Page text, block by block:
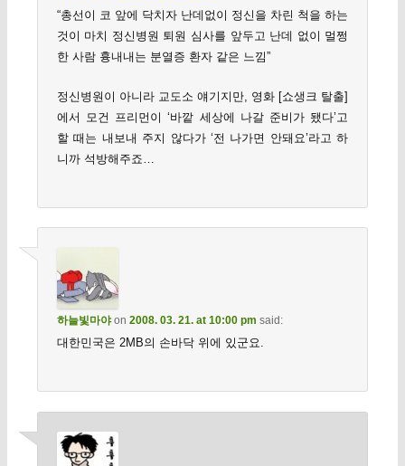
“총선이 코 앞에 닥치자 난데없이 정신을 차린 척을 하는
것이 마치 정신병원 퇴원 심사를 앞두고 난데 없이 멀쩡
한 사람 흉내내는 분열증 환자 같은 느낌”
정신병원이 아니라 교도소 얘기지만, 영화 [쇼생크 탈출]
에서 모건 프리먼이 ‘바깥 세상에 나갈 준비가 됐다’고
할 때는 내보내 주지 않다가 ‘전 나가면 안돼요’라고 하
니까 석방해주죠…
하늘빛마야on 2008. 03. 21. at 10:00 pm said:
대한민국은 2MB의 손바닥 위에 있군요.